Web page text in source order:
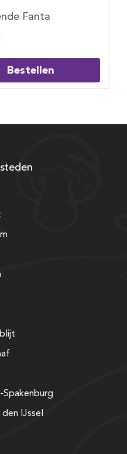
Sprite
Bestellen
Spakenburg
IJssel